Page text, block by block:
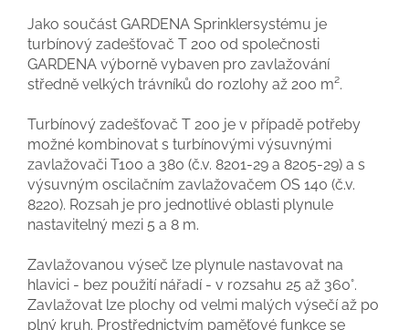
Jako součást GARDENA Sprinklersystému je
turbínový zadešťovač T 200 od společnosti
GARDENA výborně vybaven pro zavlažování
středně velkých trávníků do rozlohy až 200 m².
Turbínový zadešťovač T 200 je v případě potřeby
možné kombinovat s turbínovými výsuvnými
zavlažovači T100 a 380 (č.v. 8201-29 a 8205-29) a s
výsuvným oscilačním zavlažovačem OS 140 (č.v.
8220). Rozsah je pro jednotlivé oblasti plynule
nastavitelný mezi 5 a 8 m.
Zavlažovanou výseč lze plynule nastavovat na
hlavici - bez použití nářadí - v rozsahu 25 až 360°.
Zavlažovat lze plochy od velmi malých výsečí až po
plný kruh. Prostřednictvím paměťové funkce se